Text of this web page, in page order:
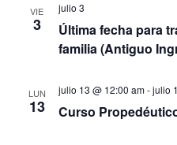
VIE
3
Última fecha para
familia (Antiguo
julio 3
LUN
13 Curso
julio 13 @ 12:00 am-julio